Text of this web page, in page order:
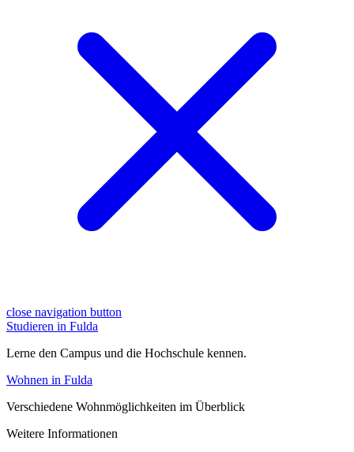
close navigation button
Studieren in Fulda
Lerne den Campus und die Hochschule kennen.
Wohnen in Fulda
Verschiedene Wohnmöglichkeiten im Überblick
Weitere Informationen